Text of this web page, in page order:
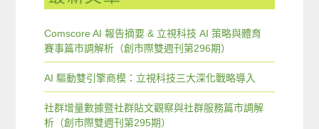
Comscore AI 報告摘要 & 立視科技 AI 策略與體育
賽事篇市調解析（創市際雙週刊第296期）
AI 驅動雙引擎商模：立視科技三大深化戰略導入
社群增量數據暨社群貼文觀察與社群服務篇市調解
析（創市際雙週刊第295期）